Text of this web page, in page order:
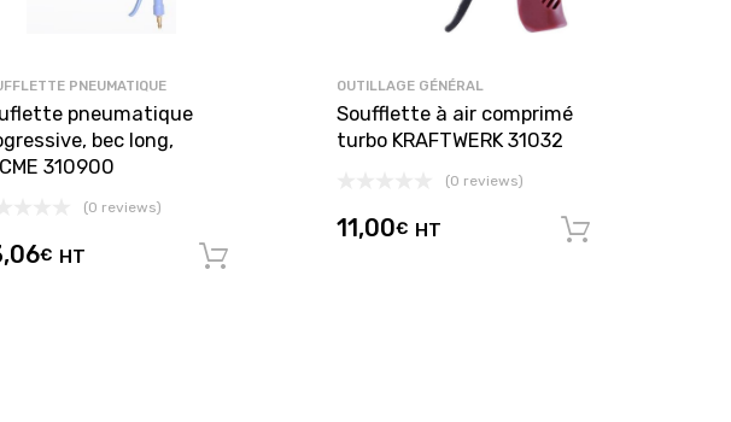
PNEUMATIQUE
pneumatique
bec long,
310900
(0 reviews)
€ HT
OUTILLAGE GÉNÉRAL
Soufflette à air comprimé
turbo KRAFTWERK 31032
(0 reviews)
11,00€ HT